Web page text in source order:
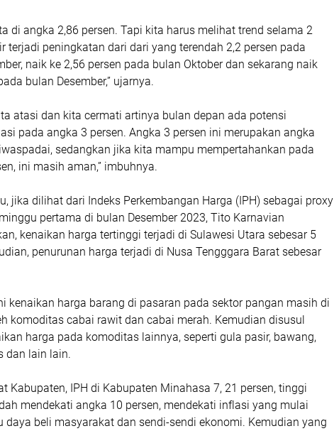
di angka 2,86 persen. Tapi kita harus melihat trend selama 2
terjadi peningkatan dari dari yang terendah 2,2 persen pada
naik ke 2,56 persen pada bulan Oktober dan sekarang naik
bulan Desember,” ujarnya.
atasi dan kita cermati artinya bulan depan ada potensi
pada angka 3 persen. Angka 3 persen ini merupakan angka
sedangkan jika kita mampu mempertahankan pada
ini masih aman,” imbuhnya.
jika dilihat dari Indeks Perkembangan Harga (IPH) sebagai proxy
pertama di bulan Desember 2023, Tito Karnavian
kenaikan harga tertinggi terjadi di Sulawesi Utara sebesar 5
penurunan harga terjadi di Nusa Tengggara Barat sebesar
kenaikan harga barang di pasaran pada sektor pangan masih di
komoditas cabai rawit dan cabai merah. Kemudian disusul
harga pada komoditas lainnya, seperti gula pasir, bawang,
dan lain lain.
Kabupaten, IPH di Kabupaten Minahasa 7, 21 persen, tinggi
mendekati angka 10 persen, mendekati inflasi yang mulai
daya beli masyarakat dan sendi-sendi ekonomi. Kemudian yang